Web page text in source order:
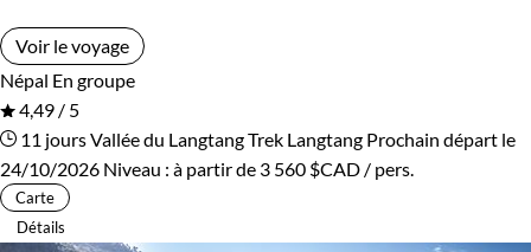
Voir le voyage
Népal En groupe
4,49 / 5
11 joursVallée du LangtangTrek Langtang Prochain départ le
24/10/2026 Niveau : à partir de 3 560 $CAD / pers.
Carte
Détails